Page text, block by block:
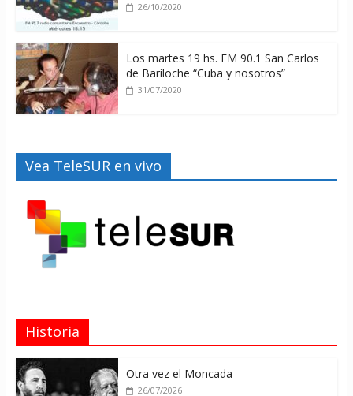
26/10/2020
Los martes 19 hs. FM 90.1 San Carlos
de Bariloche “Cuba y nosotros”
31/07/2020
Vea TeleSUR en vivo
Historia
Otra vez el Moncada
26/07/2026